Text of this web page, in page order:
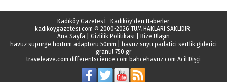
Kadıköy Gazetesİ - Kadıköy'den Haberler
kadikoygazetesi.com © 2000-2026 TÜM HAKLARI SAKLIDIR.
Ana Sayfa| Gizlilik Politikası
Bize Ulaşın
havuz supurge hortum adaptoru 50mm
havuz suyu parlatici sertlik giderici
granul 750 gr
traveleave.com differentscience.com bahcehavuz.com Acil Dişçi